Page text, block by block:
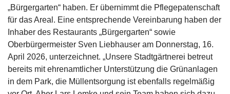
„Bürgergarten“ haben. Er übernimmt die Pflegepatenschaft
für das Areal. Eine entsprechende Vereinbarung haben der
Inhaber des Restaurants „Bürgergarten“ sowie
Oberbürgermeister Sven Liebhauser am Donnerstag, 16.
April 2026, unterzeichnet. „Unsere Stadtgärtnerei betreut
bereits mit ehrenamtlicher Unterstützung die Grünanlagen
in dem Park, die Müllentsorgung ist ebenfalls regelmäßig